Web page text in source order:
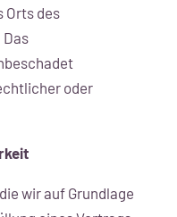
Orts des
oder
wir auf Grundlage